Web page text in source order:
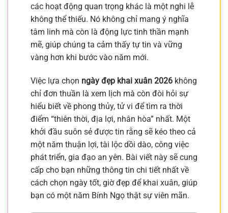
các hoạt động quan trọng khác là một nghi lễ
không thể thiếu. Nó không chỉ mang ý nghĩa
tâm linh mà còn là động lực tinh thần mạnh
mẽ, giúp chúng ta cảm thấy tự tin và vững
vàng hơn khi bước vào năm mới.
Việc lựa chọn ngày đẹp khai xuân 2026 không
chỉ đơn thuần là xem lịch mà còn đòi hỏi sự
hiểu biết về phong thủy, tử vi để tìm ra thời
điểm “thiên thời, địa lợi, nhân hòa” nhất. Một
khởi đầu suôn sẻ được tin rằng sẽ kéo theo cả
một năm thuận lợi, tài lộc dồi dào, công việc
phát triển, gia đạo an yên. Bài viết này sẽ cung
cấp cho bạn những thông tin chi tiết nhất về
cách chọn ngày tốt, giờ đẹp để khai xuân, giúp
bạn có một năm Bính Ngọ thật sự viên mãn.